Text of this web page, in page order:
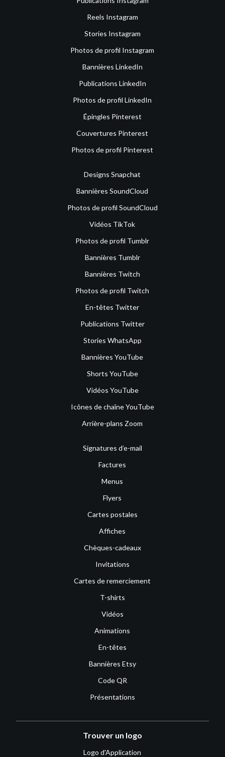
Reels Instagram
Stories Instagram
Photos de profil Instagram
Bannières LinkedIn
Publications LinkedIn
Photos de profil LinkedIn
Épingles Pinterest
Couvertures Pinterest
Photos de profil Pinterest
Designs Snapchat
Bannières SoundCloud
Photos de profil SoundCloud
Vidéos TikTok
Photos de profil Tumblr
Bannières Tumblr
Bannières Twitch
Photos de profil Twitch
En-têtes Twitter
Publications Twitter
Stories WhatsApp
Bannières YouTube
Shorts YouTube
Vidéos YouTube
Icônes de chaîne YouTube
Arrière-plans Zoom
Signatures d’e-mail
Factures
Menus
Flyers
Cartes postales
Affiches
Chèques-cadeaux
Invitations
Cartes de remerciement
T-shirts
Vidéos
Animations
En-têtes
Bannières Etsy
Code QR
Présentations
Trouver un logo
Logo d'Application